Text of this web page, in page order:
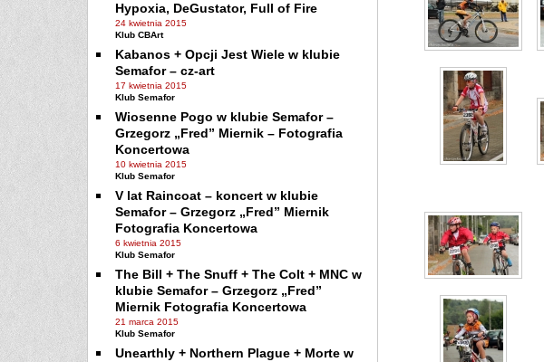
Hypoxia, DeGustator, Full of Fire
24 kwietnia 2015
Klub CBArt
Kabanos + Opcji Jest Wiele w klubie
Semafor – cz-art
17 kwietnia 2015
Klub Semafor
Wiosenne Pogo w klubie Semafor –
Grzegorz „Fred” Miernik – Fotografia
Koncertowa
10 kwietnia 2015
Klub Semafor
V lat Raincoat – koncert w klubie
Semafor – Grzegorz „Fred” Miernik
Fotografia Koncertowa
6 kwietnia 2015
Klub Semafor
The Bill + The Snuff + The Colt + MNC w
klubie Semafor – Grzegorz „Fred”
Miernik Fotografia Koncertowa
21 marca 2015
Klub Semafor
Unearthly + Northern Plague + Morte w